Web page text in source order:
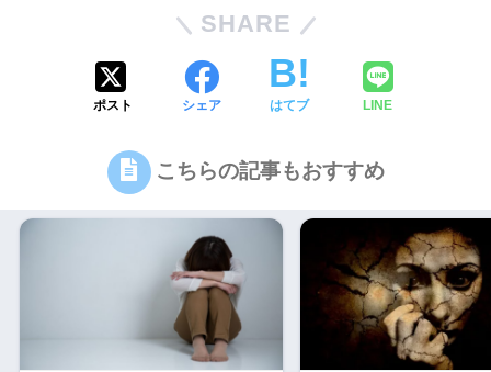
SHARE
ポスト シェア はてブ LINE
こちらの記事もおすすめ